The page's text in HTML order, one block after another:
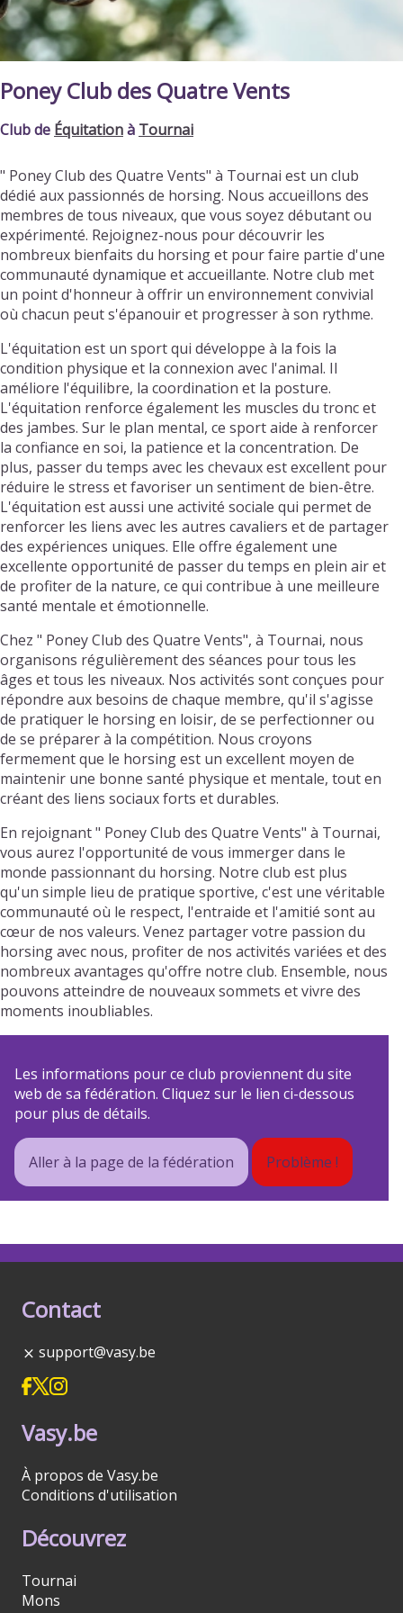
Poney Club des Quatre Vents
Club de Équitationà Tournai
" Poney Club des Quatre Vents" à Tournai est un club
dédié aux passionnés de horsing. Nous accueillons des
membres de tous niveaux, que vous soyez débutant ou
expérimenté. Rejoignez-nous pour découvrir les
nombreux bienfaits du horsing et pour faire partie d'une
communauté dynamique et accueillante. Notre club met
un point d'honneur à offrir un environnement convivial
où chacun peut s'épanouir et progresser à son rythme.
L'équitation est un sport qui développe à la fois la
condition physique et la connexion avec l'animal. Il
améliore l'équilibre, la coordination et la posture.
L'équitation renforce également les muscles du tronc et
des jambes. Sur le plan mental, ce sport aide à renforcer
la confiance en soi, la patience et la concentration. De
plus, passer du temps avec les chevaux est excellent pour
réduire le stress et favoriser un sentiment de bien-être.
L'équitation est aussi une activité sociale qui permet de
renforcer les liens avec les autres cavaliers et de partager
des expériences uniques. Elle offre également une
excellente opportunité de passer du temps en plein air et
de profiter de la nature, ce qui contribue à une meilleure
santé mentale et émotionnelle.
Chez " Poney Club des Quatre Vents", à Tournai, nous
organisons régulièrement des séances pour tous les
âges et tous les niveaux. Nos activités sont conçues pour
répondre aux besoins de chaque membre, qu'il s'agisse
de pratiquer le horsing en loisir, de se perfectionner ou
de se préparer à la compétition. Nous croyons
fermement que le horsing est un excellent moyen de
maintenir une bonne santé physique et mentale, tout en
créant des liens sociaux forts et durables.
En rejoignant " Poney Club des Quatre Vents" à Tournai,
vous aurez l'opportunité de vous immerger dans le
monde passionnant du horsing. Notre club est plus
qu'un simple lieu de pratique sportive, c'est une véritable
communauté où le respect, l'entraide et l'amitié sont au
cœur de nos valeurs. Venez partager votre passion du
horsing avec nous, profiter de nos activités variées et des
nombreux avantages qu'offre notre club. Ensemble, nous
pouvons atteindre de nouveaux sommets et vivre des
moments inoubliables.
Les informations pour ce club proviennent du site
web de sa fédération. Cliquez sur le lien ci-dessous
pour plus de détails.
Aller à la page de la fédération Problème !
Contact
support@vasy.be
Vasy.be
À propos de Vasy.be
Conditions d'utilisation
Découvrez
Tournai
Mons